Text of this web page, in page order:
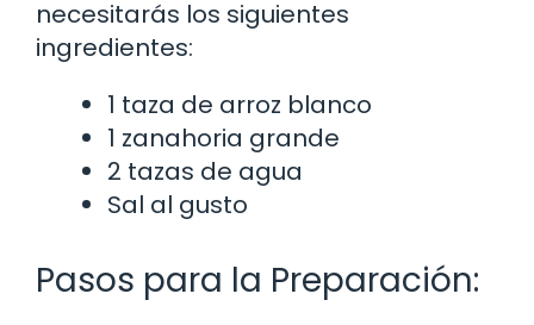
necesitarás los siguientes
ingredientes:
1 taza de arroz blanco
1 zanahoria grande
2 tazas de agua
Sal al gusto
Pasos para la Preparación: